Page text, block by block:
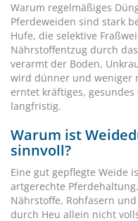
Warum regelmäßiges
Pferdeweiden sind stark
Hufe, die selektive
Nährstoffentzug durch
verarmt der Boden,
wird dünner und weniger
erntet kräftiges,
langfristig.
Warum ist
sinnvoll?
Eine gut gepflegte Weide
artgerechte
Nährstoffe, Rohfasern
durch Heu allein nicht